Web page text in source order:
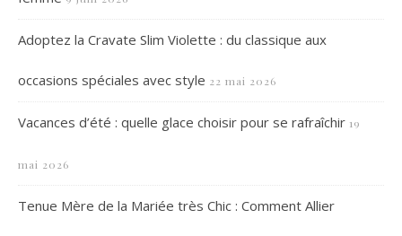
Adoptez la Cravate Slim Violette : du classique aux
occasions spéciales avec style 22 mai 2026
Vacances d’été : quelle glace choisir pour se rafraîchir 19
mai 2026
Tenue Mère de la Mariée très Chic : Comment Allier